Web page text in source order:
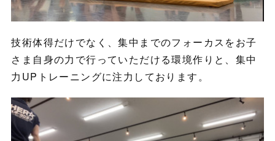
技術体得だけでなく、集中までのフォーカスをお子
さま自身の力で行っていただける環境作りと、集中
力UPトレーニングに注力しております。